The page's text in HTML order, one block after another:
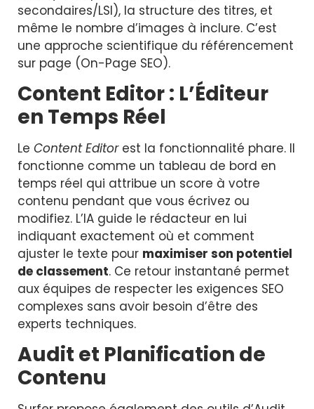
secondaires/LSI), la structure des titres, et
même le nombre d’images à inclure. C’est
une approche scientifique du référencement
sur page (On-Page SEO).
Content Editor : L’Éditeur
en Temps Réel
Le Content Editorest la fonctionnalité phare. Il
fonctionne comme un tableau de bord en
temps réel qui attribue un score à votre
contenu pendant que vous écrivez ou
modifiez. L’IA guide le rédacteur en lui
indiquant exactement où et comment
ajuster le texte pour maximiser son potentiel
de classement. Ce retour instantané permet
aux équipes de respecter les exigences SEO
complexes sans avoir besoin d’être des
experts techniques.
Audit et Planification de
Contenu